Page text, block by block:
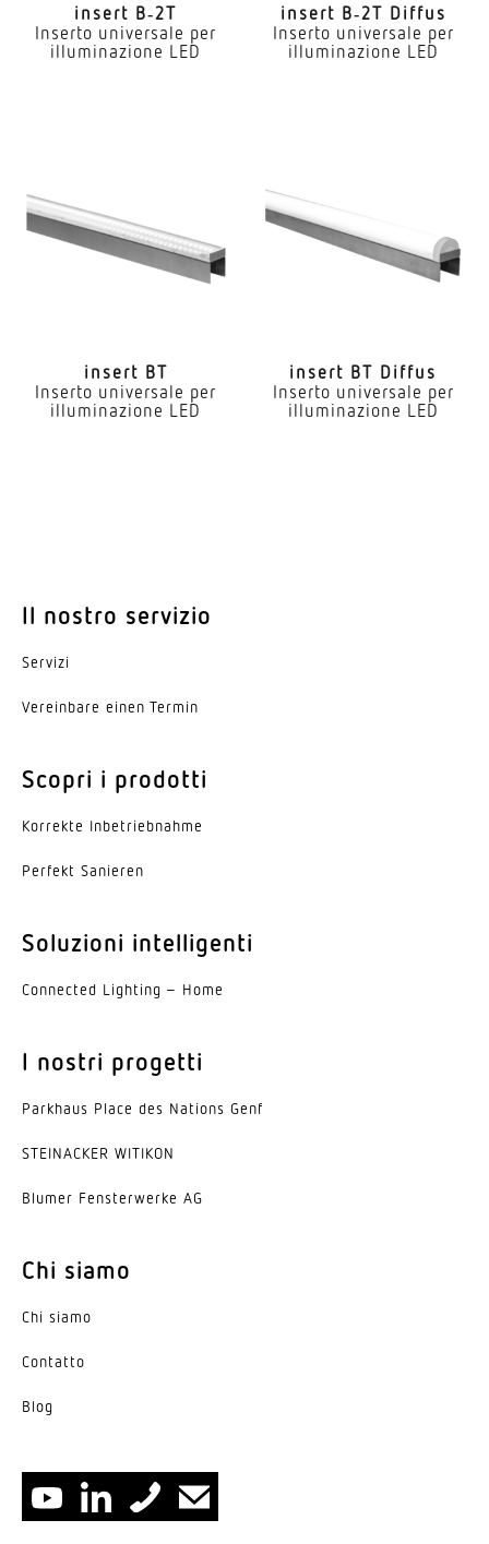
insert B‑2T
Inserto universale per
illuminazione LED
insert B‑2T Diffus
Inserto universale per
illuminazione LED
insert BT
Inserto universale per
illuminazione LED
insert BT Diffus
Inserto universale per
illuminazione LED
Il nostro servizio
Servizi
Vereinbare einen Termin
Scopri i prodotti
Korrekte Inbe­trieb­nahme
Perfekt Sanieren
Soluzioni intelligenti
Connected Lighting – Home
I nostri progetti
Parkhaus Place des Nations Genf
STEINACKER WITIKON
Blumer Fenster­werke AG
Chi siamo
Chi siamo
Contatto
Blog